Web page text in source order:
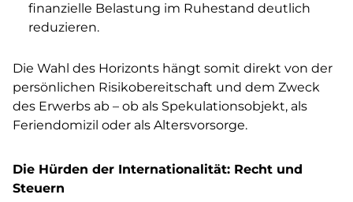
finanzielle Belastung im Ruhestand deutlich
reduzieren.
Die Wahl des Horizonts hängt somit direkt von der
persönlichen Risikobereitschaft und dem Zweck
des Erwerbs ab – ob als Spekulationsobjekt, als
Feriendomizil oder als Altersvorsorge.
Die Hürden der Internationalität: Recht und
Steuern